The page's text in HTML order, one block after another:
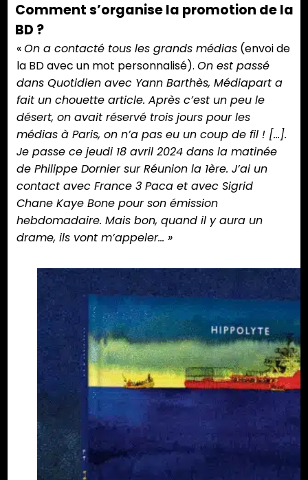
Comment s’organise la promotion de la
BD ?
«On a contacté tous les grands médias (envoi de
la BD avec un mot personnalisé). On est passé
dans Quotidien avec Yann Barthès, Médiapart a
fait un chouette article. Après c’est un peu le
désert, on avait réservé trois jours pour les
médias à Paris, on n’a pas eu un coup de fil ! […].
Je passe ce jeudi 18 avril 2024 dans la matinée
de Philippe Dornier sur Réunion la 1ère. J’ai un
contact avec France 3 Paca et avec Sigrid
Chane Kaye Bone pour son émission
hebdomadaire. Mais bon, quand il y aura un
drame, ils vont m’appeler… »